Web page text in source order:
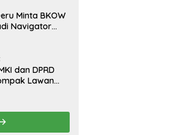
Minta BKOW
Navigator
dan DPRD
Lawan